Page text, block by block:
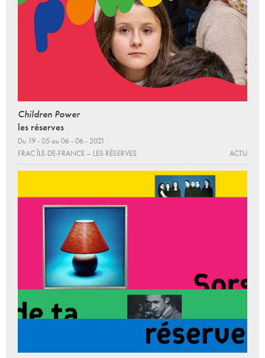
Children Power
les réserves
Du 19 - 05 au 06 - 06 - 2021
FRAC ÎLE-DE-FRANCE – LES RÉSERVES
ACTU